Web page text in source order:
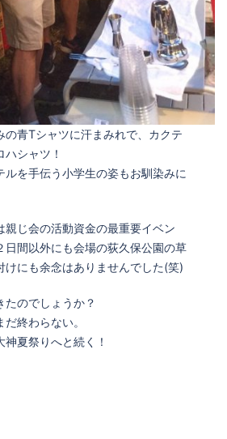
青Tシャツに汗まみれで、カクテ
シャツ！
ルを手伝う小学生の姿もお馴染みに
じ会の活動資金の最重要イベン
日間以外にも会場の荻久保公園の草
けにも余念はありませんでした(笑)
たのでしょうか？
終わらない。
夏祭りへと続く！